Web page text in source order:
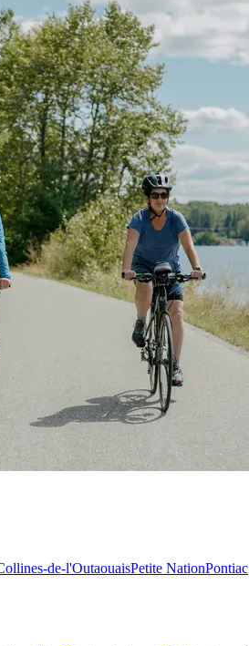
de-l'OutaouaisPetite NationPontiac